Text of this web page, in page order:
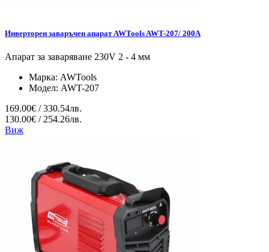
Инверторен заваръчен апарат AWTools AWT-207/ 200A
Апарат за заваряване 230V 2 - 4 мм
Марка: AWTools
Модел: AWT-207
169.00€ / 330.54лв.
130.00€ / 254.26лв.
Виж